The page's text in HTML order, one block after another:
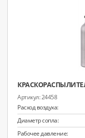
24458
Расход воздуха:
Диаметр сопла:
Рабочее давление: